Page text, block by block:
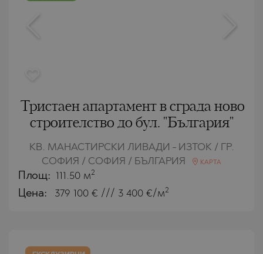
Тристаен апартамент в сграда ново
строителство до бул. "България"
КВ. МАНАСТИРСКИ ЛИВАДИ - ИЗТОК / ГР.
СОФИЯ / СОФИЯ / БЪЛГАРИЯ
КАРТА
Площ: 111.50 м2
Цена: 379 100 € /// 3 400 €/м2